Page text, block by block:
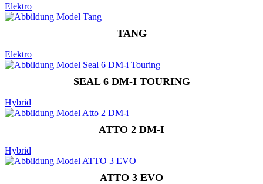
Elektro
TANG
Elektro
SEAL 6 DM-I TOURING
Hybrid
ATTO 2 DM-I
Hybrid
ATTO 3 EVO